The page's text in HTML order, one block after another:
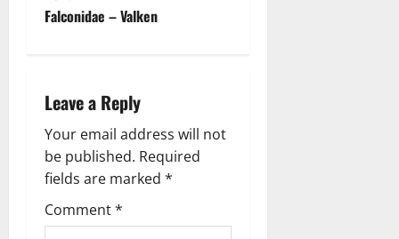
s
n
a
v
i
Falconidae – Valken
Leave a Reply
Your email address will not
be published. Required
fields are marked *
Comment*